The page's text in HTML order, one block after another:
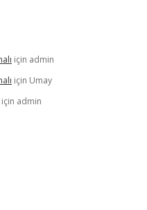
için admin
için Umay
için admin